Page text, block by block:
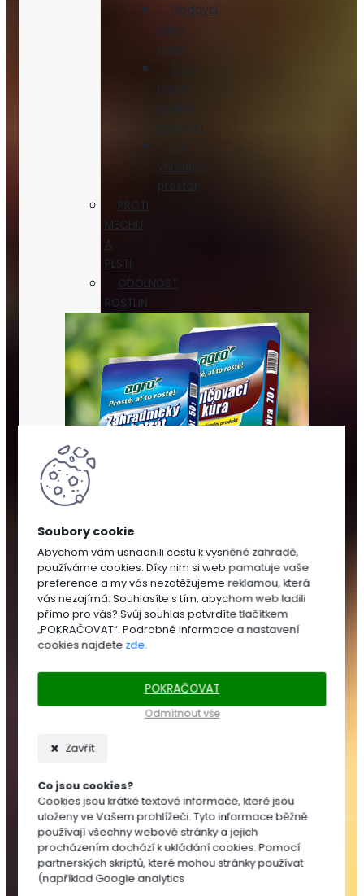
Abychom vám usnadnili cestu k vysněné zahradě,
používáme cookies. Díky nim si web pamatuje vaše
preference a my vás nezatěžujeme reklamou, která
vás nezajímá. Souhlasíte s tím, abychom web ladili
přímo pro vás? Svůj souhlas potvrdíte tlačítkem
„POKRAČOVAT“. Podrobné informace a nastavení
cookies najdete zde.
Odmítnout vše
POKRAČOVAT
Zavřít
Co jsou cookies?
Cookies jsou krátké textové informace, které jsou
uloženy ve Vašem prohlížeči. Tyto informace běžně
používají všechny webové stránky a jejich
procházením dochází k ukládání cookies. Pomocí
partnerských skriptů, které mohou stránky používat
(například Google analytics
Hlodavci,
savci,
ptáci
Savý
hmyz
(mšice,
Do
vnitřních
prostor
PROTI
MECHU
A
PLSTI
ODOLNOST
ROSTLIN
SUBSTRÁTY
MULČOVÁNÍ
SUBSTRÁTY
Zahradnické
substráty
výsev
a
množení
Substráty
pro